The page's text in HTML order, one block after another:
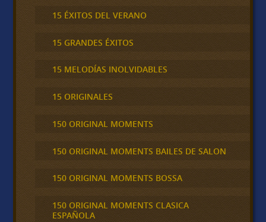
15 ÉXITOS DEL VERANO
15 GRANDES ÉXITOS
15 MELODÍAS INOLVIDABLES
15 ORIGINALES
150 ORIGINAL MOMENTS
150 ORIGINAL MOMENTS BAILES DE SALON
150 ORIGINAL MOMENTS BOSSA
150 ORIGINAL MOMENTS CLASICA
ESPAÑOLA